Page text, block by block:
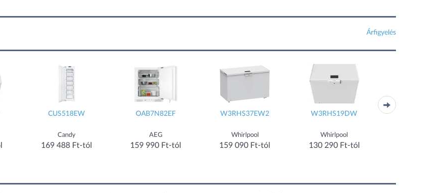
Árfigyelés
CUS518EW
Candy
169 488 Ft-tól
OAB7N82EF
AEG
159 990 Ft-tól
W3RHS37EW2
Whirlpool
159 090 Ft-tól
W3RHS19DW
Whirlpool
130 290 Ft-tól